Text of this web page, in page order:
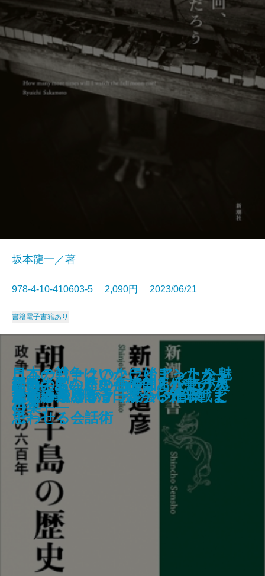
叩く
狭間の者たちへ
縁切り上等！―離婚弁護士 松岡
紬の事件ファイル―
浮き身
ルクレツィアの肖像
文藝年鑑 2023
神獣夢望伝
アイラブみー じぶんをたいせつ
にするえほん
雫の街―家裁調査官・庵原かのん
―
ぼくはあと何回、満月を見るだろ
う
坂本龍一／著
978-4-10-410603-5 2,090円 2023/06/21
書籍電子書籍あり
朝鮮半島の歴史―政争と外患の六
百年―
春画の穴―あなたの知らない「奥
の奥」―
給料―あなたの価値はまだ上がる
―
息
エレクトリック
墨のゆらめき
ひむろ飛脚
ニューヨークのクライアントを魅
了する 「もう一度会いたい」と
思わせる会話術
ごまかさないクラシック音楽
日本の戦争はいかに始まったか―
連続講義 日清日露から対米戦ま
で―